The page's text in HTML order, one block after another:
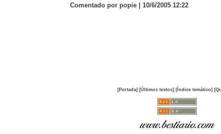
Comentado por popie | 10/6/2005 12:22
[Portada] [Últimos textos] [Índice temático]